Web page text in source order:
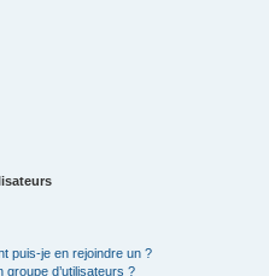
puis-je en rejoindre un ?
groupe d’utilisateurs ?